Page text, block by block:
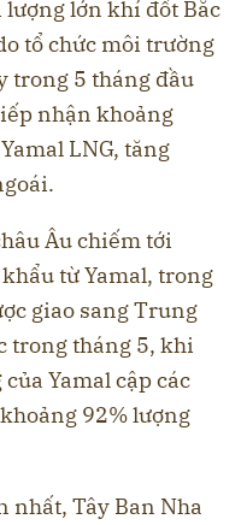
lớn khí đốt Bắc
tổ chức môi trường
trong 5 tháng đầu
nhận khoảng
LNG, tăng
Âu chiếm tới
từ Yamal, trong
giao sang Trung
trong tháng 5, khi
Yamal cập các
92% lượng
nhất, Tây Ban Nha